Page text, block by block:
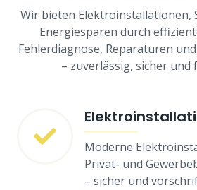
Wir bieten Elektroinstallationen,
Energiesparen durch
Fehlerdiagnose, Reparaturen
– zuverlässig, sicher und
Moderne
Privat- und
– sicher und